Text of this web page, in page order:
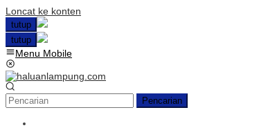
Loncat ke konten
tutup
tutup
Menu Mobile
Pencarian